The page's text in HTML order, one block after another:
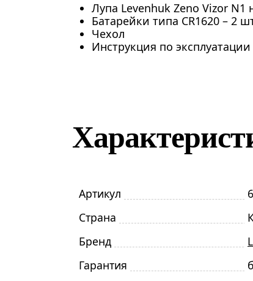
Лупа Levenhuk Zeno Vizor N1
Батарейки типа CR1620 – 2
Чехол
Инструкция по
Артикул
Страна
Бренд
Гарантия